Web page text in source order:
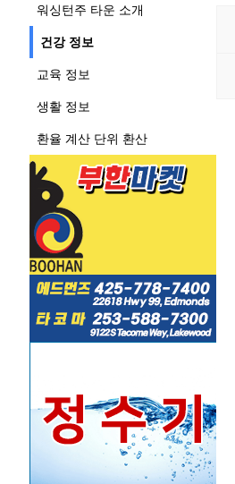
워싱턴주 타운 소개
건강 정보
교육 정보
생활 정보
환율 계산 단위 환산